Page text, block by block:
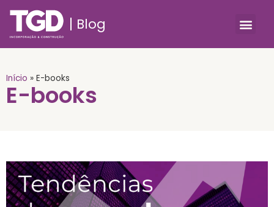
Blog
Início » E-books
E-books